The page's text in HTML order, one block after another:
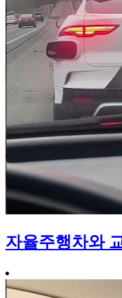
자율주행차와